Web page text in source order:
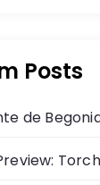
Posts
de